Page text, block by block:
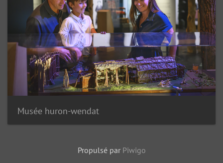
Musée huron-wendat
Propulsé par Piwigo